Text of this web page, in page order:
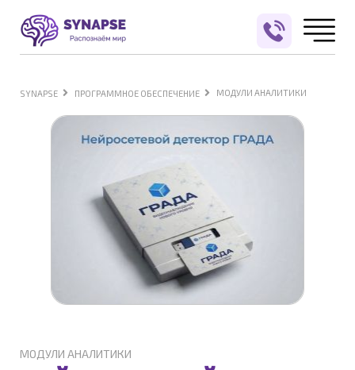
SYNAPSE ПРОГРАММНОЕ ОБЕСПЕЧЕНИЕ МОДУЛИ АНАЛИТИКИ
МОДУЛИ АНАЛИТИКИ